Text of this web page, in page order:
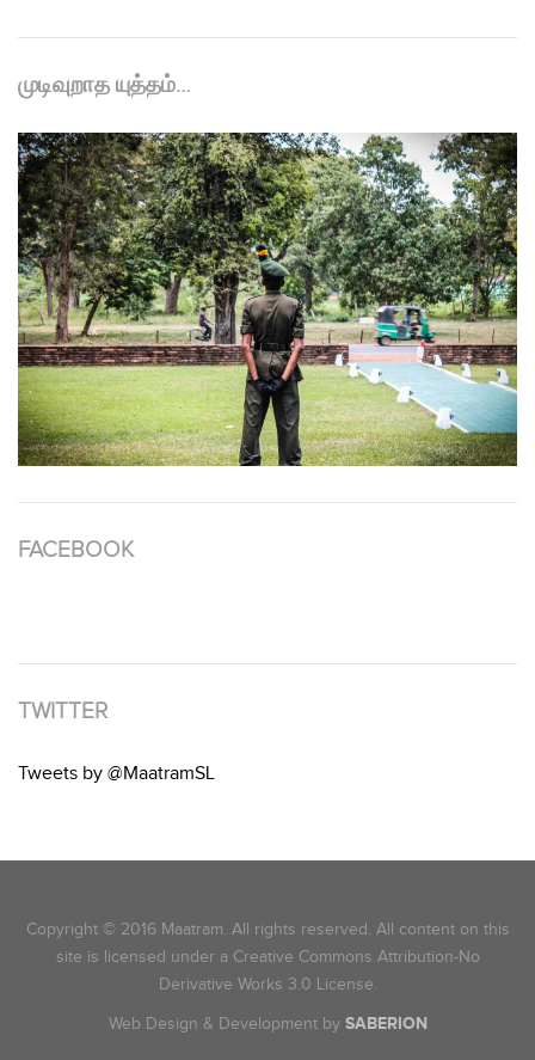
முடிவுறாத யுத்தம்…
FACEBOOK
TWITTER
Tweets by @MaatramSL
Copyright © 2016 Maatram. All rights reserved. All content on this
site is licensed under a Creative Commons Attribution-No
Derivative Works 3.0 License.
Web Design & Development by SABERION